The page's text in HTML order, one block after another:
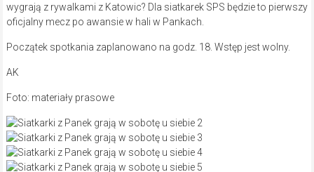
wygrają z rywalkami z Katowic? Dla siatkarek SPS będzie to pierwszy
oficjalny mecz po awansie w hali w Pankach.
Początek spotkania zaplanowano na godz. 18. Wstęp jest wolny.
AK
Foto: materiały prasowe